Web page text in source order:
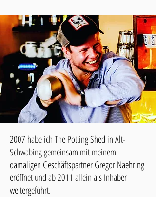
2007 habe ich The Potting Shed in Alt-
Schwabing gemeinsam mit meinem
damaligen Geschäftspartner Gregor Naehring
eröffnet und ab 2011 allein als Inhaber
weitergeführt.